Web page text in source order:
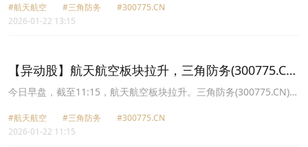
高科(002985.CN)涨10.01%报41.98元，航发科技(600391.CN)涨
10.00%报53.36元，博云新材(002297.CN)涨9.97%报13.13元，江航
#航天航空 #三角防务
#300775.CN
2026-01-22 13:15
【异动股】航天航空板块拉升，三角防务(300775.CN)
涨13.55%
今日早盘，截至11:15，航天航空板块拉升。三角防务(300775.CN)涨
云新材(002297.CN)涨9.97%报13.13元，江航装备(688586.CN)涨
8.77%报15.5元，爱乐达(300696.CN)涨6.50%报31.93元，航天环宇
#航天航空 #三角防务
#300775.CN
2026-01-22 11:15